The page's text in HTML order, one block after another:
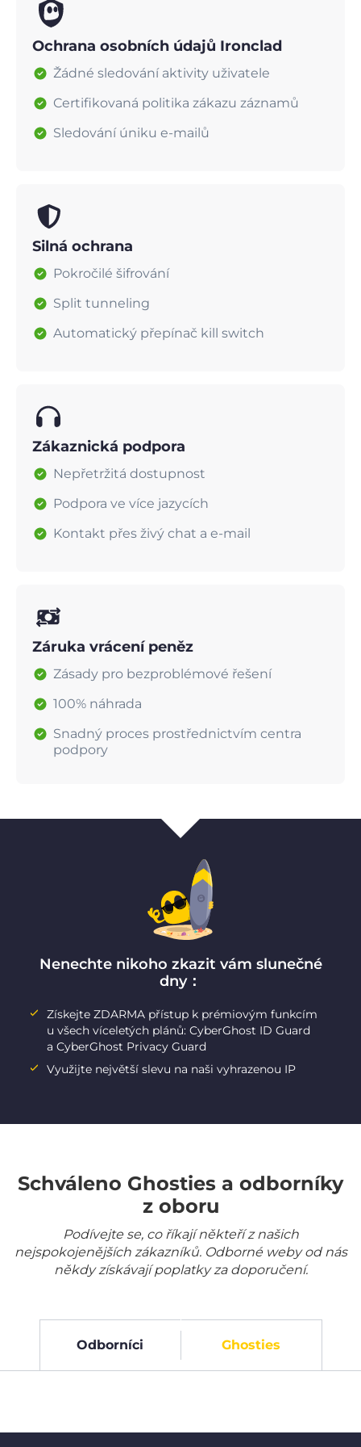
Ochrana osobních údajů Ironclad
Žádné sledování aktivity uživatele
Certifikovaná politika zákazu záznamů
Sledování úniku e-mailů
Silná ochrana
Pokročilé šifrování
Split tunneling
Automatický přepínač kill switch
Zákaznická podpora
Nepřetržitá dostupnost
Podpora ve více jazycích
Kontakt přes živý chat a e-mail
Záruka vrácení peněz
Zásady pro bezproblémové řešení
100% náhrada
Snadný proces prostřednictvím centra
podpory
Nenechte nikoho zkazit vám slunečné
dny：
Získejte ZDARMA přístup k prémiovým funkcím
u všech víceletých plánů: CyberGhost ID Guard
a CyberGhost Privacy Guard
Využijte největší slevu na naši vyhrazenou IP
Schváleno Ghosties a odborníky
z oboru
Podívejte se, co říkají někteří z našich
nejspokojenějších zákazníků. Odborné weby od nás
někdy získávají poplatky za doporučení.
Odborníci Ghosties